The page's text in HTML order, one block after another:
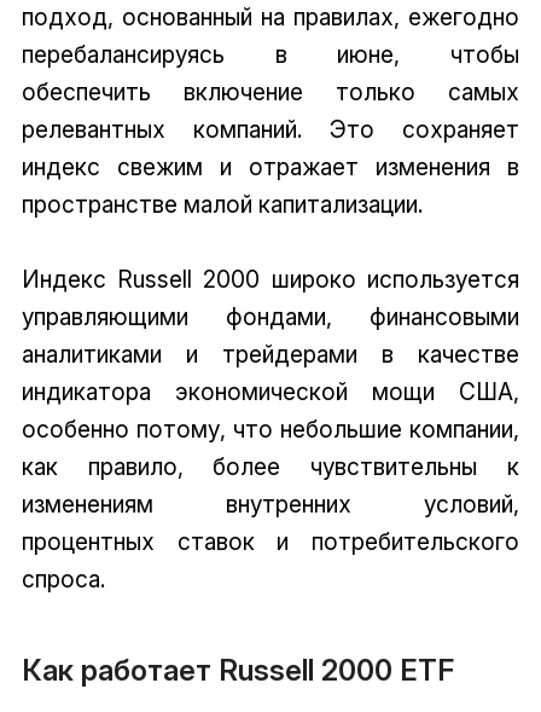
подход, основанный на правилах, ежегодно
перебалансируясь в июне, чтобы
обеспечить включение только самых
релевантных компаний. Это сохраняет
индекс свежим и отражает изменения в
пространстве малой капитализации.
Индекс Russell 2000 широко используется
управляющими фондами, финансовыми
аналитиками и трейдерами в качестве
индикатора экономической мощи США,
особенно потому, что небольшие компании,
как правило, более чувствительны к
изменениям внутренних условий,
процентных ставок и потребительского
спроса.
Как работает Russell 2000 ETF